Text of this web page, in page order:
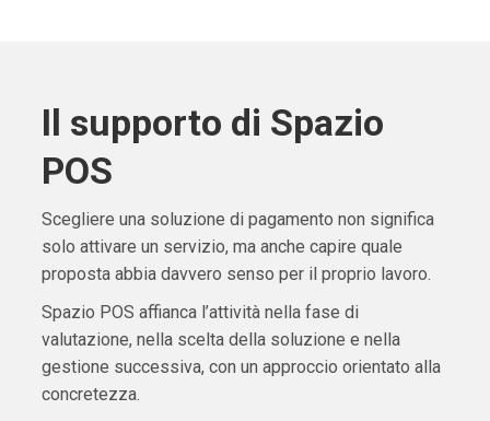
Il supporto di Spazio
POS
Scegliere una soluzione di pagamento non significa
solo attivare un servizio, ma anche capire quale
proposta abbia davvero senso per il proprio lavoro.
Spazio POS affianca l’attività nella fase di
valutazione, nella scelta della soluzione e nella
gestione successiva, con un approccio orientato alla
concretezza.